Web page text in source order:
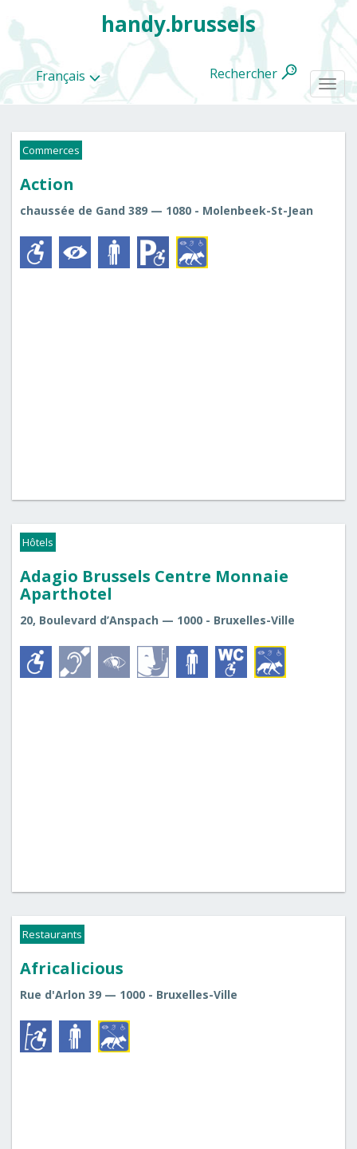
Français
handy.brussels
Rechercher
Commerces
Action
chaussée de Gand 389 — 1080 - Molenbeek-St-Jean
Hôtels
Adagio Brussels Centre Monnaie
Aparthotel
20, Boulevard d’Anspach — 1000 - Bruxelles-Ville
Restaurants
Africalicious
Rue d'Arlon 39 — 1000 - Bruxelles-Ville
Toutes
categories